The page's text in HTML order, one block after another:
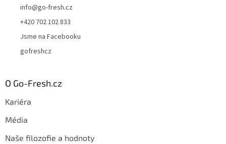
info@go-fresh.cz
+420 702 102 833
Jsme na Facebooku
gofreshcz
O Go-Fresh.cz
Kariéra
Média
Naše filozofie a hodnoty